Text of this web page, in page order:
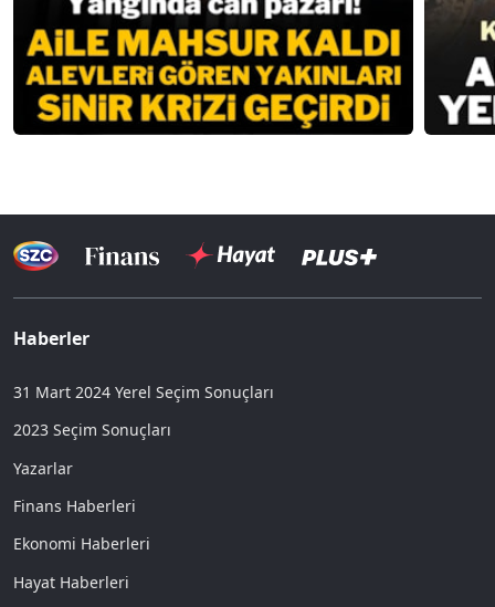
Haberler
31 Mart 2024 Yerel Seçim Sonuçları
2023 Seçim Sonuçları
Yazarlar
Finans Haberleri
Ekonomi Haberleri
Hayat Haberleri